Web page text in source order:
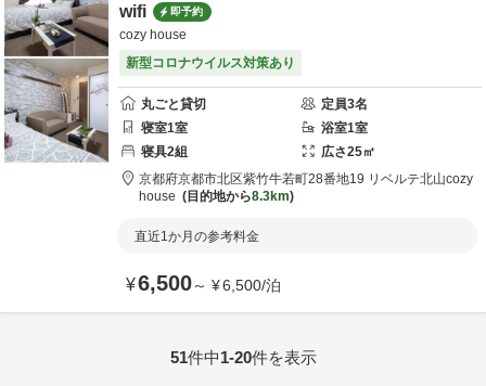
wifi
即予約
cozy house
新型コロナウイルス対策あり
丸ごと貸切 定員3名
寝室1室 浴室1室
寝具2組 広さ25㎡
京都府京都市北区紫竹牛若町28番地19 リベルテ北山cozy
house
目的地から8.3km
直近1か月の参考料金
¥6,500～ ¥6,500/泊
51件中1-20件を表示